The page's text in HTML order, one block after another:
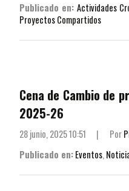
Publicado en: Actividades
Proyectos Compartidos
Cena de Cambio de
2025-26
28 junio, 2025 10:51 | Por
Publicado en:Eventos,